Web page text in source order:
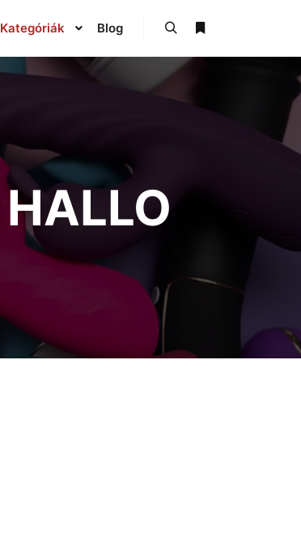
Kategóriák Blog
HALLO